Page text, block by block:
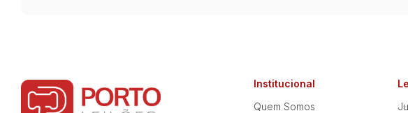
Institucional
Quem Somos